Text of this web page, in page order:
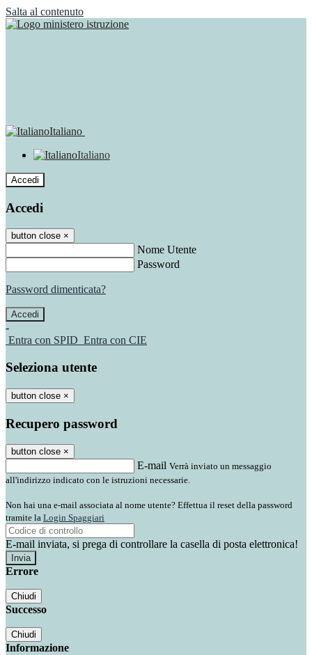
Salta al contenuto
Italiano
Italiano
Accedi
Accedi
button close ×
Nome Utente
Password
Password dimenticata?
-
Entra con SPID Entra con CIE
Seleziona utente
button close ×
Recupero password
button close ×
E-mail Verrà inviato un messaggio
all'indirizzo indicato con le istruzioni necessarie.
Non hai una e-mail associata al nome utente? Effettua il reset della password
tramite la Login Spaggiari
E-mail inviata, si prega di controllare la casella di posta elettronica!
Errore
Chiudi
Successo
Chiudi
Informazione